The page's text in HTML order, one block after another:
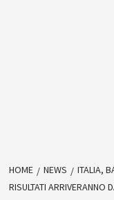
HOME NEWS
ITALIA,
RISULTATI ARRIVERANNO